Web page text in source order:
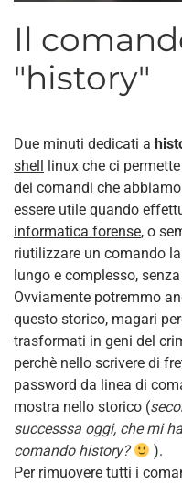
Il
"history"
Due minuti dedicati a
shell linux che ci
dei comandi che
essere utile quando
informatica forense, o
riutilizzare un comando
lungo e complesso,
Ovviamente potremmo
questo storico, magari
trasformati in geni del
perchè nello scrivere di
password da linea di
mostra nello storico (
successsa oggi, che mi
comando history?
).
Per rimuovere tutti i